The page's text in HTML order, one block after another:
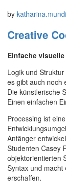
by
Creative
Einfache
Logik und
es gibt auch noch
Die künstlerische
Einen einfachen
Processing ist
Anfänger
Studenten Casey
objektorientierten
Syntax und macht
erschaffen.